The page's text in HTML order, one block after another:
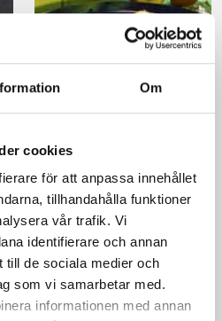
Om
cookies
för att anpassa innehållet
tillhandahålla funktioner
vår trafik. Vi
identifierare och annan
till de sociala medier och
som vi samarbetar med.
informationen med annan
Mockaparfait med